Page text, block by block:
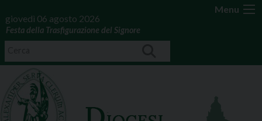
Menu
giovedì 06 agosto 2026
Festa della Trasfigurazione del Signore